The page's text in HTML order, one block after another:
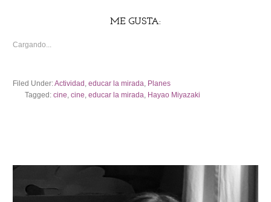
ME GUSTA:
Cargando...
Filed Under:Actividad ,educar la mirada Planes
Tagged:cine ,cine ,educar la mirada Hayao Miyazaki